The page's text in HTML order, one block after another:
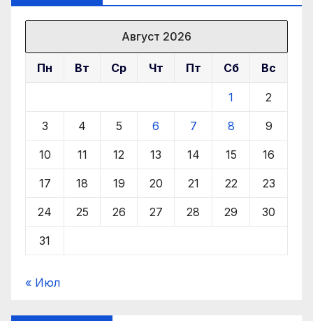
Август 2026
Пн Вт Ср Чт Пт Сб Вс
1 2
3 4 5 6 7 8 9
10 11 12 13 14 15 16
17 18 19 20 21 22 23
24 25 26 27 28 29 30
31
« Июл